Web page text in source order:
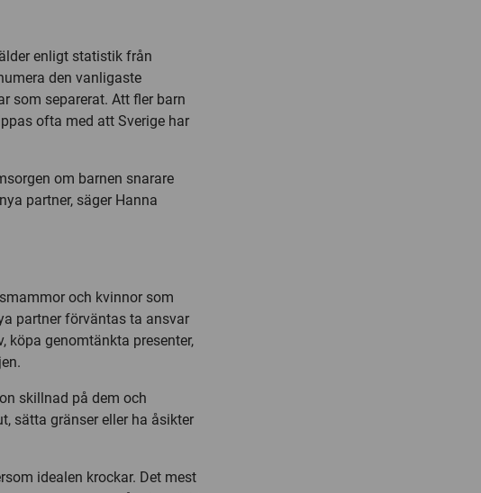
enligt statistik från
den vanligaste
som separerat. Att fler barn
ofta med att Sverige har
om barnen snarare
partner, säger Hanna
och kvinnor som
partner förväntas ta ansvar
köpa genomtänkta presenter,
skillnad på dem och
sätta gränser eller ha åsikter
idealen krockar. Det mest